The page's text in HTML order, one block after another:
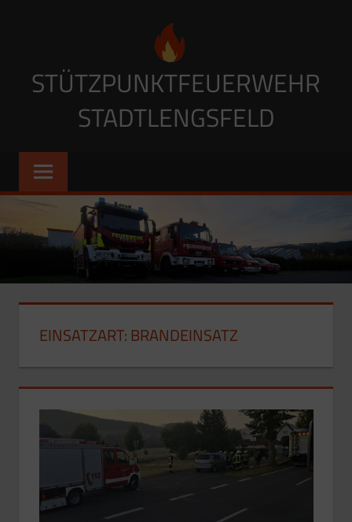
STÜTZPUNKTFEUERWEHR
STADTLENGSFELD
EINSATZART: BRANDEINSATZ